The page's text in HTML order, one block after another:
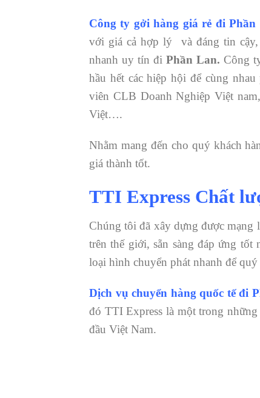
Công ty gởi hàng giá rẻ đi
với giá cả hợp lý và đáng tin cậy,
nhanh uy tín đi Phần Lan. Công
hầu hết các hiệp hội để cùng
viên CLB Doanh Nghiệp Việt
Việt….
Nhằm mang đến cho quý khách
giá thành tốt.
TTI Express Chất
Chúng tôi đã xây dựng được mạng
trên thế giới, sẵn sàng đáp ứng tốt
loại hình chuyển phát nhanh để
Dịch vụ chuyển hàng quốc tế đi
đó TTI Express là một trong
đầu Việt Nam.